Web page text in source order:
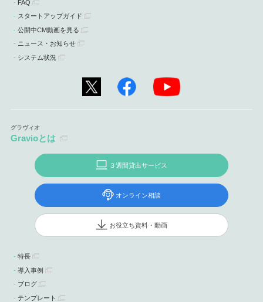
FAQ
スタートアップガイド
公開中CM動画を見る
ニュース・お知らせ
システム状況
Gravioとは
３週間貸出サービス
オンライン相談
お役立ち資料・動画
特長
導入事例
ブログ
テンプレート